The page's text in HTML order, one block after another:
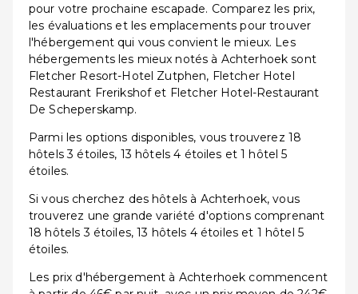
pour votre prochaine escapade. Comparez les prix,
les évaluations et les emplacements pour trouver
l'hébergement qui vous convient le mieux. Les
hébergements les mieux notés à Achterhoek sont
Fletcher Resort-Hotel Zutphen, Fletcher Hotel
Restaurant Frerikshof et Fletcher Hotel-Restaurant
De Scheperskamp.
Parmi les options disponibles, vous trouverez 18
hôtels 3 étoiles, 13 hôtels 4 étoiles et 1 hôtel 5
étoiles.
Si vous cherchez des hôtels à Achterhoek, vous
trouverez une grande variété d'options comprenant
18 hôtels 3 étoiles, 13 hôtels 4 étoiles et 1 hôtel 5
étoiles.
Les prix d'hébergement à Achterhoek commencent